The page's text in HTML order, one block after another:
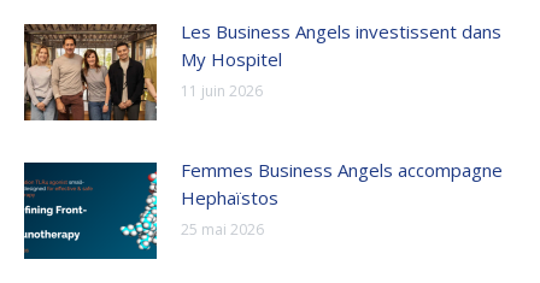
Les Business Angels investissent dans
My Hospitel
11 juin 2026
Femmes Business Angels accompagne
Hephaïstos
25 mai 2026